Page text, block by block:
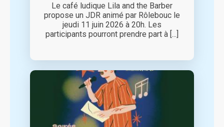
Le café ludique Lila and the Barber
propose un JDR animé par Rôlebouc le
jeudi 11 juin 2026 à 20h. Les
participants pourront prendre part à [...]